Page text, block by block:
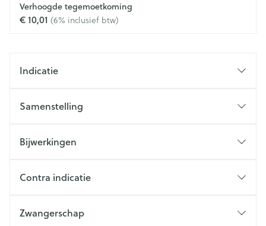
Verhoogde tegemoetkoming
€ 10,01 (6% inclusief btw)
Indicatie
Samenstelling
Bijwerkingen
Contra indicatie
Zwangerschap